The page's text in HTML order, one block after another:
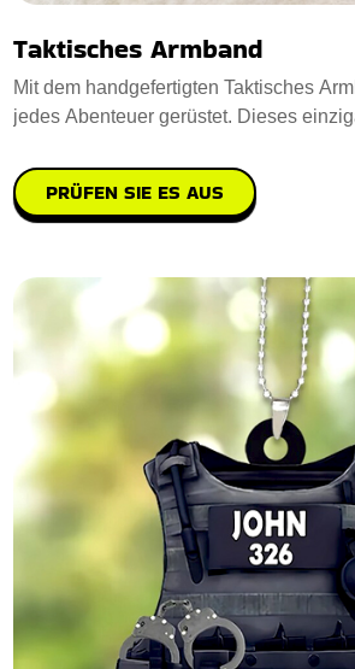
Taktisches Armband
Mit dem handgefertigten Taktisches
jedes Abenteuer gerüstet. Dieses
PRÜFEN SIE ES AUS